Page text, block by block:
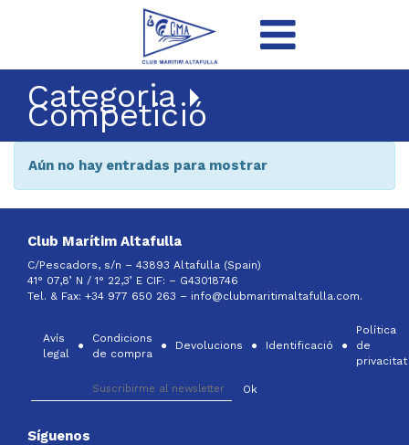
Categoria
Competició
Aún no hay entradas para mostrar
Club Marítim Altafulla
C/Pescadors, s/n – 43893 Altafulla (Spain)
41° 07,8’ N / 1° 22,3’ E CIF: – G43018746
Tel. & Fax: +34 977 650 263 – info@clubmaritimaltafulla.com.
Avís
legal
Condicions
de compra
Devolucions Identificació
Política
de
privacitat
Síguenos